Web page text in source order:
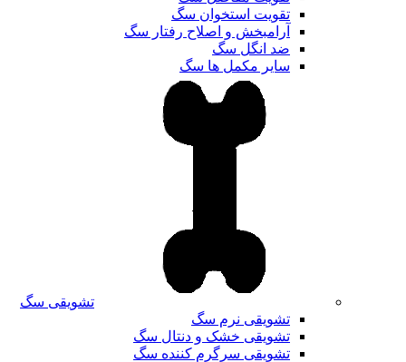
تقویت استخوان سگ
آرامبخش و اصلاح رفتار سگ
ضد انگل سگ
سایر مکمل ها سگ
تشویقی سگ
تشویقی نرم سگ
تشویقی خشک و دنتال سگ
تشویقی سرگرم کننده سگ